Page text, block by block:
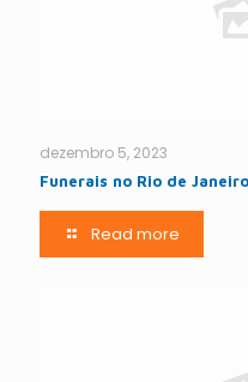
dezembro 5, 2023
Funerais no Rio de
Read more